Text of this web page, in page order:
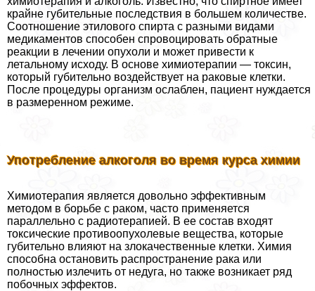
крайне губительные последствия в большем количестве.
Соотношение этилового спирта с разными видами
медикаментов способен спровоцировать обратные
реакции в лечении опухоли и может привести к
летальному исходу. В основе химиотерапии — токсин,
который губительно воздействует на paковые клетки.
После процедуры организм ослаблен, пациент нуждается
в размеренном режиме.
Употрeбление алкоголя во время курса химии
Химиотерапия является довольно эффективным
методом в борьбе с paком, часто применяется
параллельно с радиотерапией. В ее состав входят
токсические противоопухолевые вещества, которые
губительно влияют на злокачественные клетки. Химия
способна остановить распространение paка или
полностью излечить от недуга, но также возникает ряд
побочных эффектов.